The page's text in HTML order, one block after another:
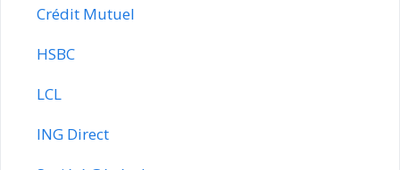
Crédit Mutuel
HSBC
LCL
ING Direct